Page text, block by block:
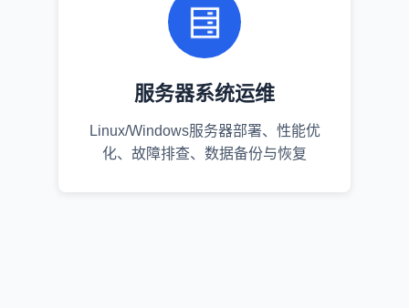
服务器系统运维
Linux/Windows服务器部署、性能优
化、故障排查、数据备份与恢复